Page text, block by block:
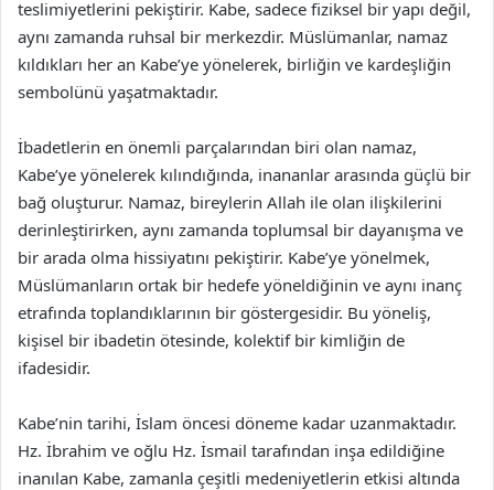
teslimiyetlerini pekiştirir. Kabe, sadece fiziksel bir yapı değil,
aynı zamanda ruhsal bir merkezdir. Müslümanlar, namaz
kıldıkları her an Kabe’ye yönelerek, birliğin ve kardeşliğin
sembolünü yaşatmaktadır.
İbadetlerin en önemli parçalarından biri olan namaz,
Kabe’ye yönelerek kılındığında, inananlar arasında güçlü bir
bağ oluşturur. Namaz, bireylerin Allah ile olan ilişkilerini
derinleştirirken, aynı zamanda toplumsal bir dayanışma ve
bir arada olma hissiyatını pekiştirir. Kabe’ye yönelmek,
Müslümanların ortak bir hedefe yöneldiğinin ve aynı inanç
etrafında toplandıklarının bir göstergesidir. Bu yöneliş,
kişisel bir ibadetin ötesinde, kolektif bir kimliğin de
ifadesidir.
Kabe’nin tarihi, İslam öncesi döneme kadar uzanmaktadır.
Hz. İbrahim ve oğlu Hz. İsmail tarafından inşa edildiğine
inanılan Kabe, zamanla çeşitli medeniyetlerin etkisi altında